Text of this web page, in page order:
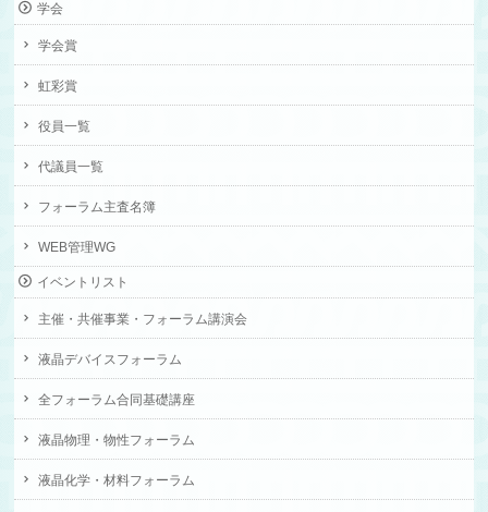
学会
学会賞
虹彩賞
役員一覧
代議員一覧
フォーラム主査名簿
WEB管理WG
イベントリスト
主催・共催事業・フォーラム講演会
液晶デバイスフォーラム
全フォーラム合同基礎講座
液晶物理・物性フォーラム
液晶化学・材料フォーラム